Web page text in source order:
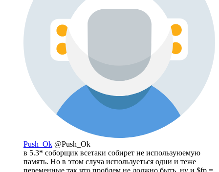
Push_Ok @Push_Ok
в 5.3* соборщик всетаки собирет не используюемую
память. Но в этом случа используеться одни и теже
переменные так что проблем не должно быть. ну и $fp =